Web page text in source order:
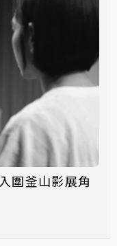
圍釜山影展角